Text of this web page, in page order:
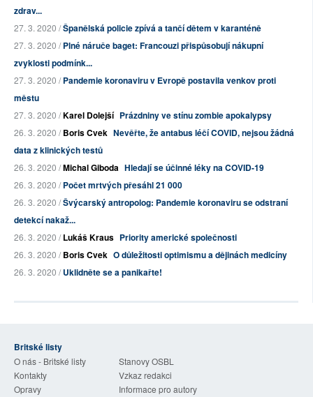
zdrav...
27. 3. 2020 /Španělská policie zpívá a tančí dětem v karanténě
27. 3. 2020 /Plné náruče baget: Francouzi přispůsobují nákupní
zvyklosti podmínk...
27. 3. 2020 /Pandemie koronaviru v Evropě postavila venkov proti
městu
27. 3. 2020 /Karel Dolejší Prázdniny ve stínu zombie apokalypsy
26. 3. 2020 /Boris Cvek Nevěřte, že antabus léčí COVID, nejsou žádná
data z klinických testů
26. 3. 2020 /Michal Giboda Hledají se účinné léky na COVID-19
26. 3. 2020 /Počet mrtvých přesáhl 21 000
26. 3. 2020 /Švýcarský antropolog: Pandemie koronaviru se odstraní
detekcí nakaž...
26. 3. 2020 /Lukáš Kraus Priority americké společnosti
26. 3. 2020 /Boris Cvek O důležitosti optimismu a dějinách medicíny
26. 3. 2020 /Uklidněte se a panikařte!
Britské listy
O nás - Britské listy
Stanovy OSBL
Kontakty
Vzkaz redakci
Opravy
Informace pro autory